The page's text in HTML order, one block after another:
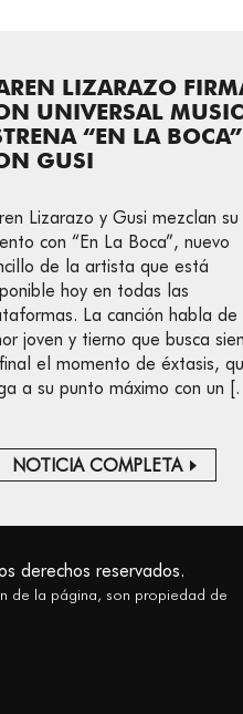
LIZARAZO
UNIVERSAL
“EN LA BOCA”
GUSI
Lizarazo y Gusi mezclan su
con “En La Boca”, nuevo
de la artista que está
hoy en todas las
La canción habla de
joven y tierno que busca
el momento de éxtasis,
a su punto máximo con un
NOTICIA COMPLETA
derechos reservados.
de la página, son propiedad de